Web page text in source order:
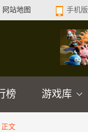
网站地图 手机版
榜 游戏库
正文